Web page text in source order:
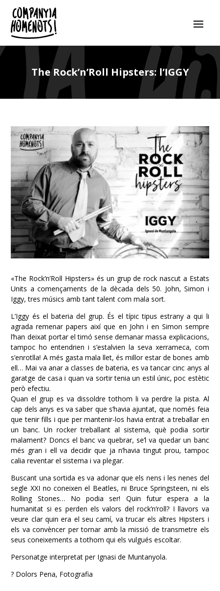
The Rock’n’Roll Hipsters: l’IGGY
«The Rock’n’Roll Hipsters» és un grup de rock nascut a Estats
Units a començaments de la dècada dels 50. John, Simon i
Iggy, tres músics amb tant talent com mala sort.
L’Iggy és el bateria del grup. És el típic tipus estrany a qui li
agrada remenar papers així que en John i en Simon sempre
l’han deixat portar el timó sense demanar massa explicacions,
tampoc ho entendrien i s’estalvien la seva xerrameca, com
s’enrotlla! A més gasta mala llet, és millor estar de bones amb
ell… Mai va anar a classes de bateria, es va tancar cinc anys al
garatge de casa i quan va sortir tenia un estil únic, poc estètic
però efectiu.
Quan el grup es va dissoldre tothom li va perdre la pista. Al
cap dels anys es va saber que s’havia ajuntat, que només feia
que tenir fills i que per mantenir-los havia entrat a treballar en
un banc. Un rocker treballant al sistema, què podia sortir
malament? Doncs el banc va quebrar, se’l va quedar un banc
més gran i ell va decidir que ja n’havia tingut prou, tampoc
calia reventar el sistema i va plegar.
Buscant una sortida es va adonar que els nens i les nenes del
segle XXI no coneixen el Beatles, ni Bruce Springsteen, ni els
Rolling Stones… No podia ser! Quin futur espera a la
humanitat si es perden els valors del rock’n’roll? I llavors va
veure clar quin era el seu camí, va trucar els altres Hipsters i
els va convèncer per tornar amb la missió de transmetre els
seus coneixements a tothom qui els vulgués escoltar.
Personatge interpretat per Ignasi de Muntanyola.
? Dolors Pena, Fotografia